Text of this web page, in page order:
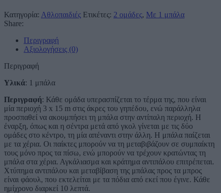
Κατηγορία: Αθλοπαιδιές Ετικέτες: 2 ομάδες, Με 1 μπάλα
Share:
Περιγραφή
Αξιολογήσεις (0)
Περιγραφή
Υλικά: 1 μπάλα
Περιγραφή: Κάθε ομάδα υπερασπίζεται το τέρμα της, που είναι
μία περιοχή 3 x 15 m στις άκρες του γηπέδου, ενώ παράλληλα
προσπαθεί να ακουμπήσει τη μπάλα στην αντίπαλη περιοχή. Η
έναρξη, όπως και η σέντρα μετά από γκολ γίνεται με τις δύο
ομάδες στο κέντρο, τη μία απέναντι στην άλλη. Η μπάλα παίζεται
με τα χέρια. Οι παίκτες μπορούν να τη μεταβιβάζουν σε συμπαίκτη
τους μόνο προς τα πίσω, ενώ μπορούν να τρέχουν κρατώντας τη
μπάλα στα χέρια. Αγκάλιασμα και κράτημα αντιπάλου επιτρέπεται.
Χτύπημα αντιπάλου και μεταβίβαση της μπάλας προς τα μπρος
είναι φάουλ, που εκτελείται με τα πόδια από εκεί που έγινε. Κάθε
ημίχρονο διαρκεί 10 λεπτά.